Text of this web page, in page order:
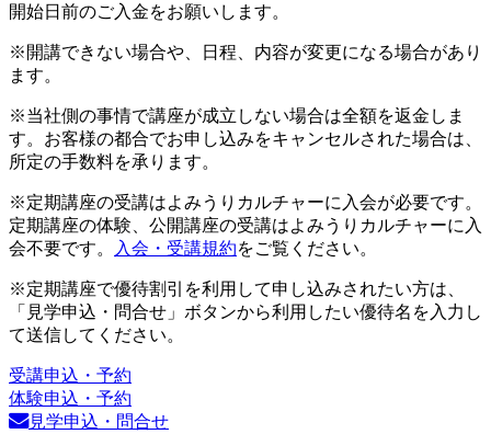
開始日前のご入金をお願いします。
※開講できない場合や、日程、内容が変更になる場合があり
ます。
※当社側の事情で講座が成立しない場合は全額を返金しま
す。お客様の都合でお申し込みをキャンセルされた場合は、
所定の手数料を承ります。
※定期講座の受講はよみうりカルチャーに入会が必要です。
定期講座の体験、公開講座の受講はよみうりカルチャーに入
会不要です。
入会・受講規約をご覧ください。
※定期講座で優待割引を利用して申し込みされたい方は、
「見学申込・問合せ」ボタンから利用したい優待名を入力し
て送信してください。
受講申込・予約
体験申込・予約
見学申込・問合せ